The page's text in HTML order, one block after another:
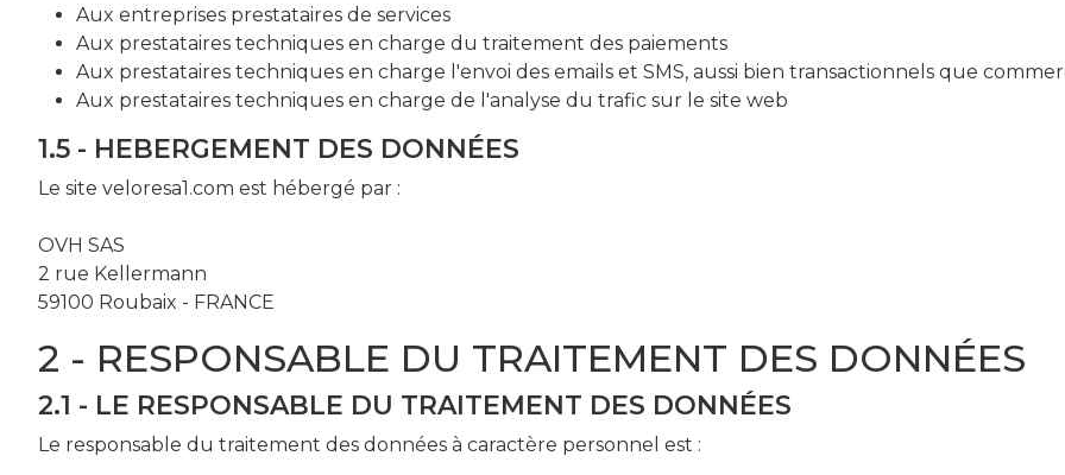
Aux entreprises prestataires de services
Aux prestataires techniques en charge du traitement des paiements
Aux prestataires techniques en charge l'envoi des emails et SMS, aussi bien transactionnels que
Aux prestataires techniques en charge de l'analyse du trafic sur le site web
1.5 - HEBERGEMENT DES DONNÉES
Le site veloresa1.com est hébergé par :
OVH SAS
2 rue Kellermann
59100 Roubaix - FRANCE
2 - RESPONSABLE DU TRAITEMENT DES DONNÉES
2.1 - LE RESPONSABLE DU TRAITEMENT DES DONNÉES
Le responsable du traitement des données à caractère personnel est :